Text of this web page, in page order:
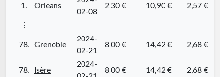
1. Orleans
02-08
2,30 € 10,90 € 2,57 €
⋮
78. Grenoble
2024-
02-21
8,00 € 14,42 € 2,68 €
78. Isère
2024-
8,00 € 14,42 € 2,68 €